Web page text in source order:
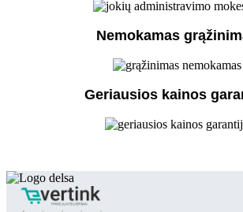
Nemokamas
Geriausios kainos